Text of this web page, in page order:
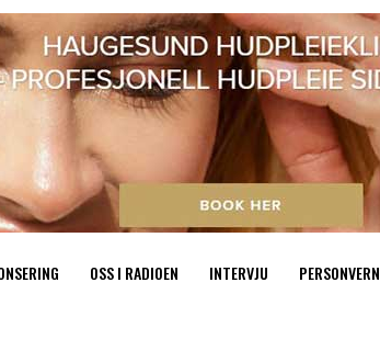
OSS I RADIOEN INTERVJU PERSONVERN